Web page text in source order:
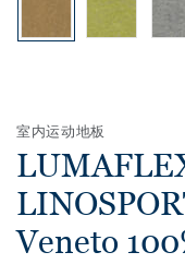
室内运动地板
Veneto